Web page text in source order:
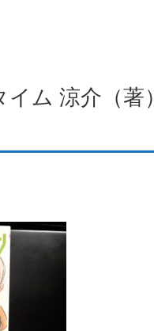
ム 涼介（著）